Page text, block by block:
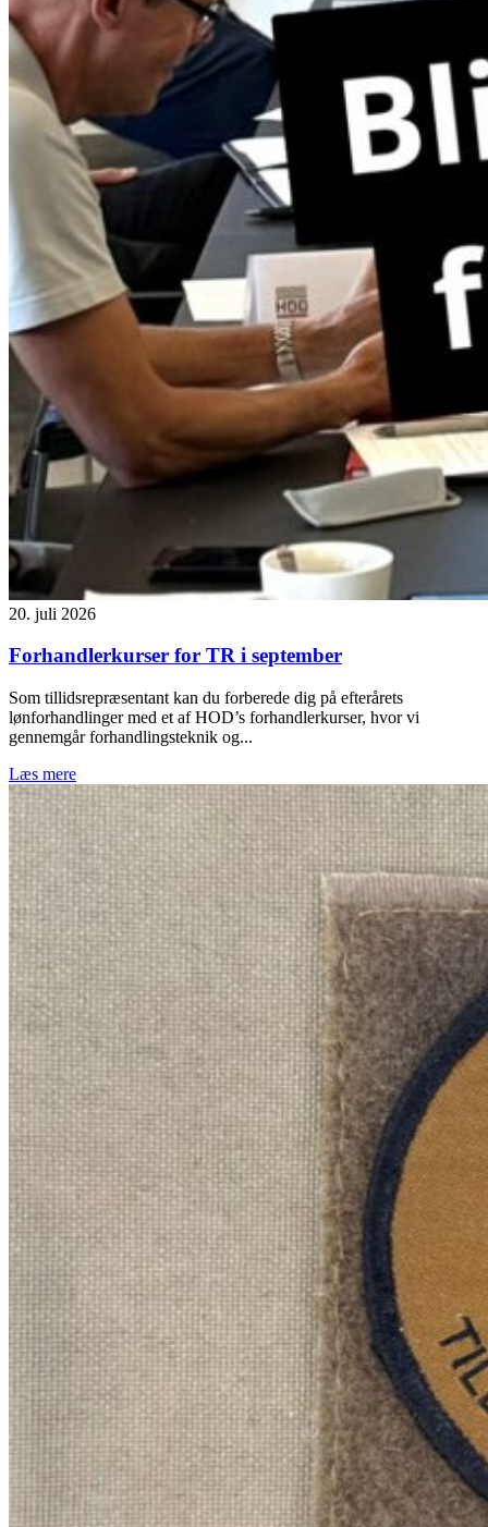
20. juli 2026
Forhandlerkurser for TR i september
Som tillidsrepræsentant kan du forberede dig på efterårets
lønforhandlinger med et af HOD’s forhandlerkurser, hvor vi
gennemgår forhandlingsteknik og...
Læs mere